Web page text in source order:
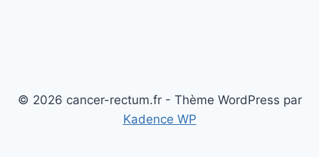
© 2026 cancer-rectum.fr - Thème WordPress par
Kadence WP